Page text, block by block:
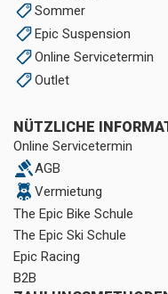
Sommer
Epic Suspension
Online Servicetermin
Outlet
NÜTZLICHE
Online Servicetermin
AGB
Vermietung
The Epic Bike Schule
The Epic Ski Schule
Epic Racing
B2B